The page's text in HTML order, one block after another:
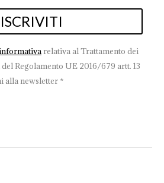
relativa al Trattamento dei
Regolamento UE 2016/679 artt. 13
alla newsletter *